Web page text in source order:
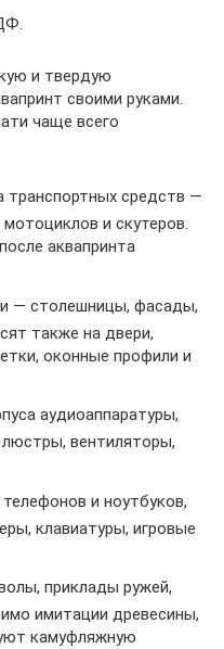
и твердую
своими руками.
чаще всего
транспортных средств —
и скутеров.
аквапринта
— столешницы, фасады,
также на двери,
оконные профили и
аудиоаппаратуры,
люстры, вентиляторы,
и ноутбуков,
клавиатуры, игровые
приклады ружей,
имитации древесины,
камуфляжную